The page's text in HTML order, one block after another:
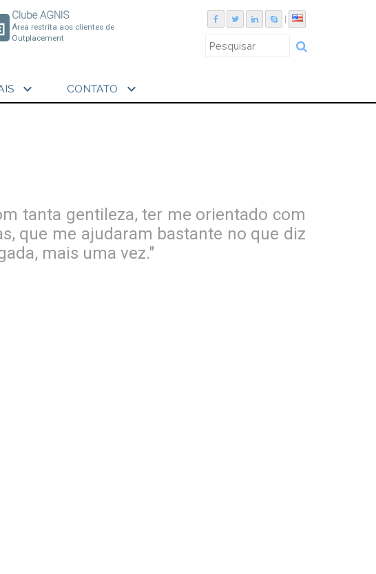
Clube AGNIS
Área restrita aos clientes de
Outplacement
expand_more CONTATO expand_more
tanta gentileza, ter me orientado com
que me ajudaram bastante no que diz
mais uma vez."